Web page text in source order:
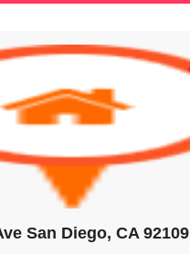
San Diego, CA 92109